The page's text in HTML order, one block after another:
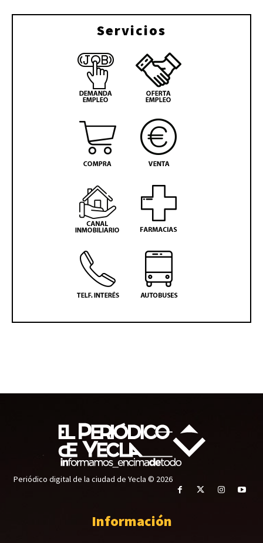
Servicios
Periódico digital de la ciudad de Yecla © 2026
Información